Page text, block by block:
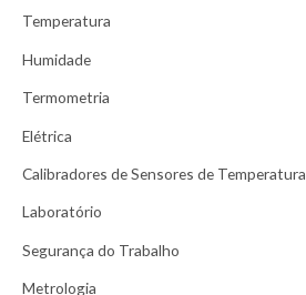
s
p
o
r
Temperatura
Humidade
Termometria
Elétrica
Calibradores de Sensores de Temperatura
Laboratório
Segurança do Trabalho
Metrologia